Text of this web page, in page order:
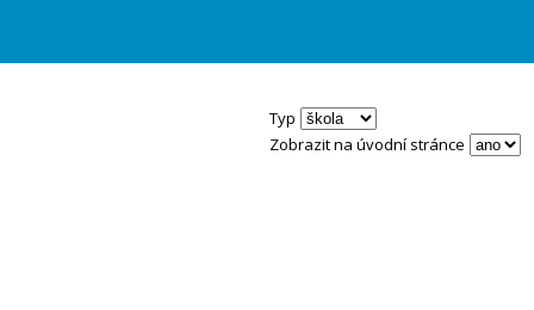
Typ
Zobrazit na úvodní stránce